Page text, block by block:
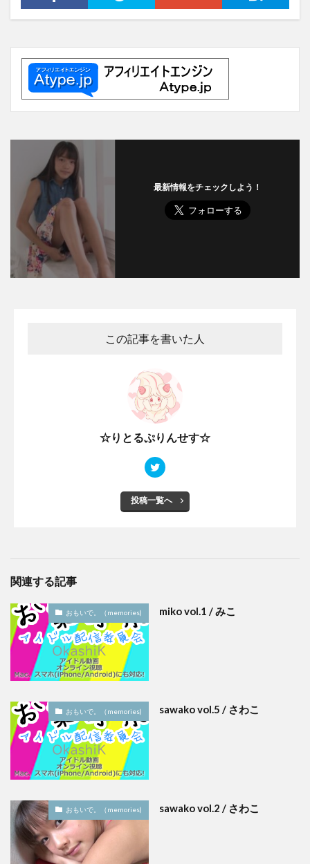
最新情報をチェックしよう！
この記事を書いた人
☆りとるぷりんせす☆
投稿一覧へ
関連する記事
おもいで。（memories) miko vol.1 / みこ
おもいで。（memories) sawako vol.5 / さわこ
おもいで。（memories) sawako vol.2 / さわこ